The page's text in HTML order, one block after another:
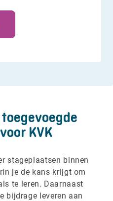
KVK
stageplaatsen binnen
je de kans krijgt om
te leren. Daarnaast
bijdrage leveren aan